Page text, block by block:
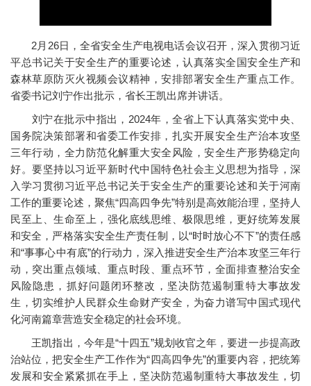
2月26日，全省安全生产电视电话会议召开，深入贯彻习近
平总书记关于安全生产的重要论述，认真落实全国安全生产和
森林草原防灭火视频会议精神，安排部署安全生产重点工作。
省委书记刘宁作出批示，省长王凯出席并讲话。
刘宁在批示中指出，2024年，全省上下认真落实党中央、
国务院决策部署和省委工作安排，扎实开展安全生产治本攻坚
三年行动，全力防范化解重大安全风险，安全生产形势稳定向
好。要坚持以习近平新时代中国特色社会主义思想为指导，深
入学习贯彻习近平总书记关于安全生产的重要论述和关于河南
工作的重要论述，聚焦“四高四争先”特别是高效能治理，坚持人
民至上、生命至上，强化底线思维、极限思维，更好统筹发展
和安全，严格落实安全生产责任制，以“时时放心不下”的责任感
和“事事心中有底”的行动力，深入推进安全生产治本攻坚三年行
动，突出重点领域、重点时段、重点环节，全面排查整治安全
风险隐患，抓好问题闭环整改，坚决防范遏制重特大事故发
生，切实维护人民群众生命财产安全，为奋力谱写中国式现代
化河南篇章营造安全稳定的社会环境。
王凯指出，今年是“十四五”规划收官之年，要进一步提高政
治站位，把安全生产工作作为“四高四争先”的重要内容，把统筹
发展和安全紧紧抓在手上，坚决防范遏制重特大事故发生，切